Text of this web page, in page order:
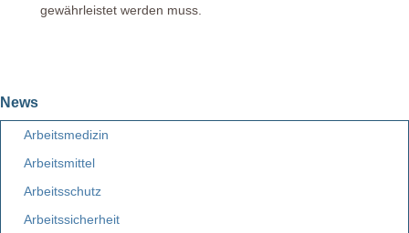
gewährleistet werden muss.
News
Arbeitsmedizin
Arbeitsmittel
Arbeitsschutz
Arbeitssicherheit